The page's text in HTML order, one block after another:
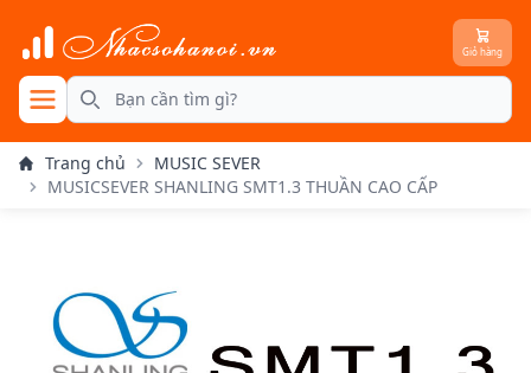
Search
Giỏ hàng
menu
Trang chủ
MUSIC SEVER
MUSICSEVER SHANLING SMT1.3 THUẦN CAO CẤP